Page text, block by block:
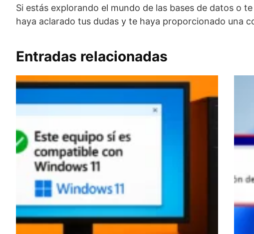
Si estás explorando el mundo de las bases de datos o
haya aclarado tus dudas y te haya proporcionado una
Entradas relacionadas